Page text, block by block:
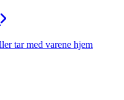
tar med varene hjem